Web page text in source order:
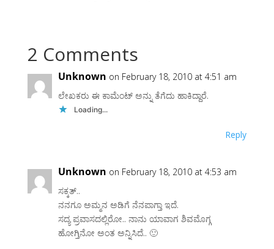
2 Comments
Unknown on February 18, 2010 at 4:51 am
ಲೇಖಕರು ಈ ಕಾಮೆಂಟ್‌ ಅನ್ನು ತೆಗೆದು ಹಾಕಿದ್ದಾರೆ.
Loading...
Reply
Unknown on February 18, 2010 at 4:53 am
ಸಕ್ಕತ್..
ನನಗೂ ಅಮ್ಮನ ಅಡಿಗೆ ನೆನಪಾಗ್ತಾ ಇದೆ.
ಸದ್ಯ ಪ್ರವಾಸದಲ್ಲಿರೋ.. ನಾನು ಯಾವಾಗ ಶಿವಮೊಗ್ಗ
ಹೋಗ್ತಿನೋ ಅಂತ ಅನ್ನಿಸಿದೆ.. 🙂